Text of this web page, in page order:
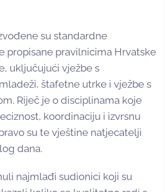
su standardne
propisane pravilnicima Hrvatske
uključujući vježbe s
štafetne utrke i vježbe s
Riječ je o disciplinama koje
koordinaciju i izvrsnu
su te vještine natjecatelji
dana.
najmlađi sudionici koji su